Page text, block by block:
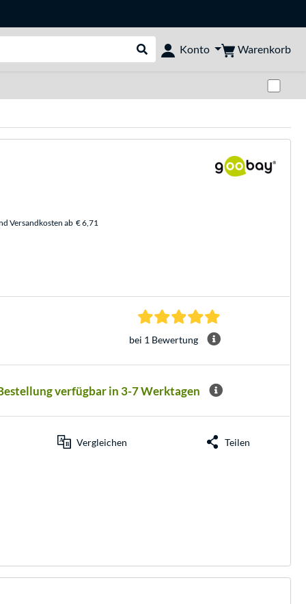
Suche durchführen
Konto Warenkorb
Versandkosten ab € 6,71
5.0 Sterne bei 1
bei 1 Bewertung
verfügbar in 3-7 Werktagen
Vergleichen Teilen